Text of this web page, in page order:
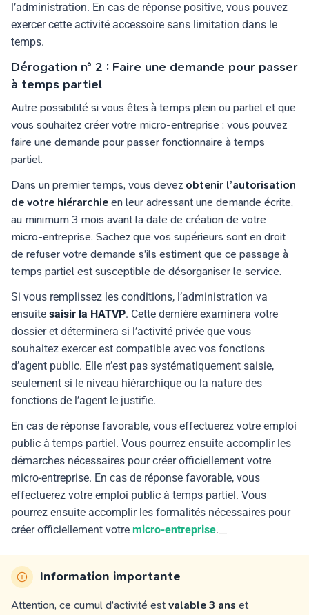
l’administration. En cas de réponse positive, vous pouvez
exercer cette activité accessoire sans limitation dans le
temps.
Dérogation n° 2 : Faire une demande pour passer
à temps partiel
Autre possibilité si vous êtes à temps plein ou partiel et que
vous souhaitez créer votre micro-entreprise : vous pouvez
faire une demande pour passer fonctionnaire à temps
partiel.
Dans un premier temps, vous devez obtenir l’autorisation
de votre hiérarchie en leur adressant une demande écrite,
au minimum 3 mois avant la date de création de votre
micro-entreprise. Sachez que vos supérieurs sont en droit
de refuser votre demande s’ils estiment que ce passage à
temps partiel est susceptible de désorganiser le service.
Si vous remplissez les conditions, l’administration va
ensuite saisir la HATVP. Cette dernière examinera votre
dossier et déterminera si l’activité privée que vous
souhaitez exercer est compatible avec vos fonctions
d’agent public. Elle n’est pas systématiquement saisie,
seulement si le niveau hiérarchique ou la nature des
fonctions de l’agent le justifie.
En cas de réponse favorable, vous effectuerez votre emploi
public à temps partiel. Vous pourrez ensuite accomplir les
démarches nécessaires pour créer officiellement votre
micro-entreprise. En cas de réponse favorable, vous
effectuerez votre emploi public à temps partiel. Vous
pourrez ensuite accomplir les formalités nécessaires pour
créer officiellement votre micro-entreprise.
Information importante
Attention, ce cumul d’activité est valable 3 ans et